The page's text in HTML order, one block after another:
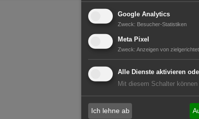
Google Analytics
Zweck: Besucher-Statistiken
Meta Pixel
Zweck: Anzeigen von
Alle Dienste aktivieren
Mit diesem Schalter
Ich lehne ab